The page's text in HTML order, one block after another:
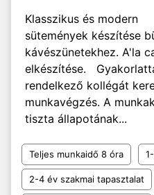
Klasszikus és modern
sütemények készítése
kávészünetekhez. A'la
elkészítése.
rendelkező kollégát
munkavégzés. A
tiszta állapotának...
Teljes munkaidő 8 óra
2-4 év szakmai tapasztalat